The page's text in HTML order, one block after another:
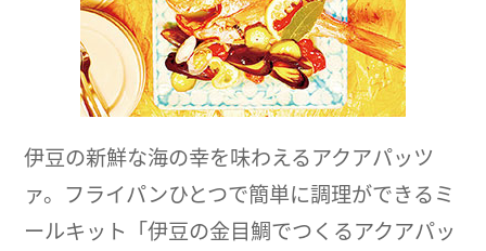
伊豆の新鮮な海の幸を味わえるアクアパッツ
ァ。フライパンひとつで簡単に調理ができるミ
ールキット「伊豆の金目鯛でつくるアクアパッ